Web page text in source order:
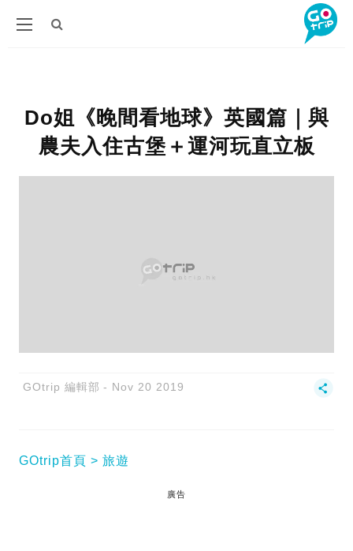
Do姐《晚間看地球》英國篇｜與
農夫入住古堡＋運河玩直立板
GOtrip 編輯部 Nov 20 2019
GOtrip首頁 旅遊
廣告